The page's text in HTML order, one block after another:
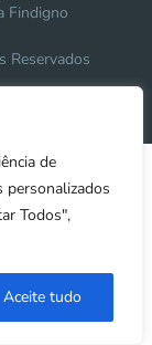
de
personalizados
Todos",
Aceite tudo
Findigno
Reservados